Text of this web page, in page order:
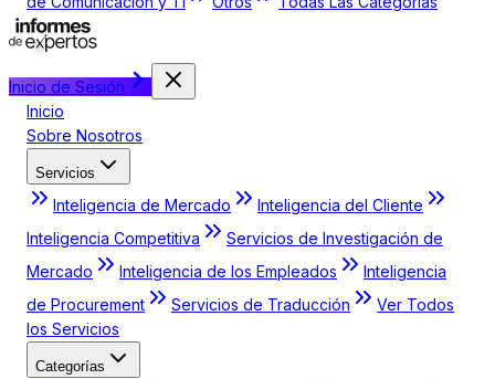
Inicio de Sesión
Inicio
Sobre Nosotros
Servicios
Inteligencia de Mercado
Inteligencia del Cliente
Inteligencia Competitiva
Servicios de Investigación de
Mercado
Inteligencia de los Empleados
Inteligencia
de Procurement
Servicios de Traducción
Ver Todos
los Servicios
Categorías